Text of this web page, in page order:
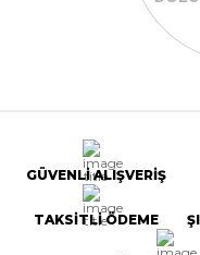
GÜVENLİ ALIŞVERİŞ
TAKSİTLİ ÖDEME